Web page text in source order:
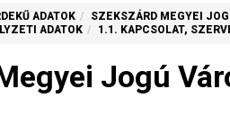
ADATOK
SZEKSZÁRD MEGYEI
ADATOK
1.1. KAPCSOLAT,
Jogú